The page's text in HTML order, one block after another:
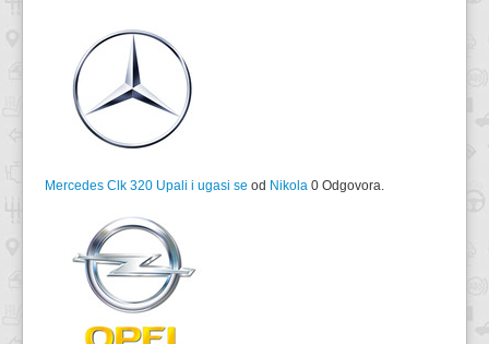
Mercedes Clk 320 Upali i ugasi se od Nikola 0 Odgovora.